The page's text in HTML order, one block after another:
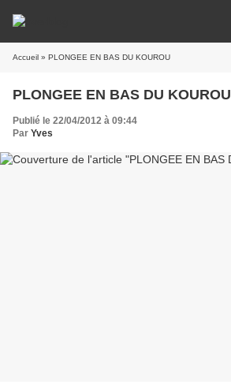
Accueil » PLONGEE EN BAS DU KOUROU
PLONGEE EN BAS DU KOUROU
Publié le 22/04/2012 à 09:44
Par Yves